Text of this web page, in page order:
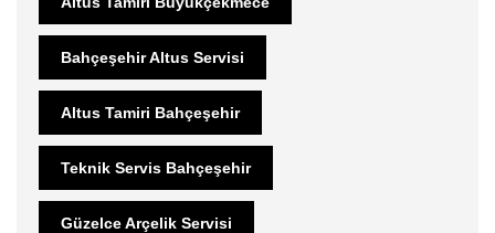
Bahçeşehir Altus Servisi
Altus Tamiri Bahçeşehir
Teknik Servis Bahçeşehir
Güzelce Arçelik Servisi